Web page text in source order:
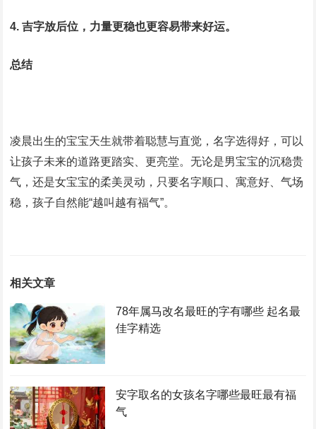
4. 吉字放后位，力量更稳也更容易带来好运。
总结
凌晨出生的宝宝天生就带着聪慧与直觉，名字选得好，可以
让孩子未来的道路更踏实、更亮堂。无论是男宝宝的沉稳贵
气，还是女宝宝的柔美灵动，只要名字顺口、寓意好、气场
稳，孩子自然能“越叫越有福气”。
相关文章
78年属马改名最旺的字有哪些 起名最
佳字精选
安字取名的女孩名字哪些最旺最有福
气